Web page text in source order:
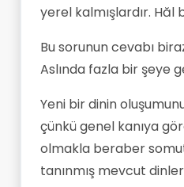
yerel kalmışlardır. Hăl
Bu sorunun cevabı
Aslında fazla bir şeye
Yeni bir dinin
çünkü genel kanıya
olmakla beraber
tanınmış mevcut